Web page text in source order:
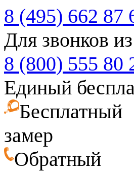
8 (495) 662 87
Для звонков
8 (800) 555 80
Единый
Бесплатный
замер
Обратный